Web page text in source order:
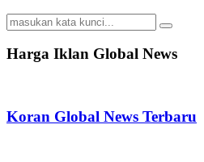
Search
for:
Search
Harga Iklan Global News
Koran Global News Terbaru